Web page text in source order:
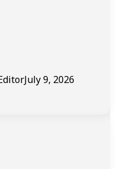
July 9, 2026